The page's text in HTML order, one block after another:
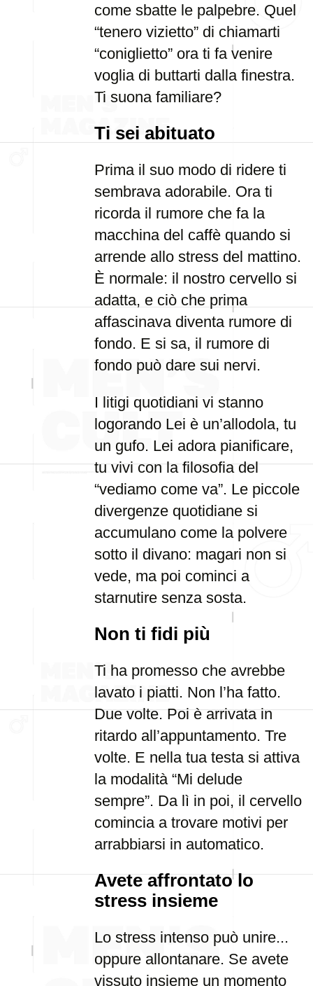
come sbatte le palpebre. Quel
“tenero vizietto” di chiamarti
“coniglietto” ora ti fa venire
voglia di buttarti dalla finestra.
Ti suona familiare?
Ti sei abituato
Prima il suo modo di ridere ti
sembrava adorabile. Ora ti
ricorda il rumore che fa la
macchina del caffè quando si
arrende allo stress del mattino.
È normale: il nostro cervello si
adatta, e ciò che prima
affascinava diventa rumore di
fondo. E si sa, il rumore di
fondo può dare sui nervi.
I litigi quotidiani vi stanno
logorando Lei è un’allodola, tu
un gufo. Lei adora pianificare,
tu vivi con la filosofia del
“vediamo come va”. Le piccole
divergenze quotidiane si
accumulano come la polvere
sotto il divano: magari non si
vede, ma poi cominci a
starnutire senza sosta.
Non ti fidi più
Ti ha promesso che avrebbe
lavato i piatti. Non l’ha fatto.
Due volte. Poi è arrivata in
ritardo all’appuntamento. Tre
volte. E nella tua testa si attiva
la modalità “Mi delude
sempre”. Da lì in poi, il cervello
comincia a trovare motivi per
arrabbiarsi in automatico.
Avete affrontato lo
stress insieme
Lo stress intenso può unire...
oppure allontanare. Se avete
vissuto insieme un momento